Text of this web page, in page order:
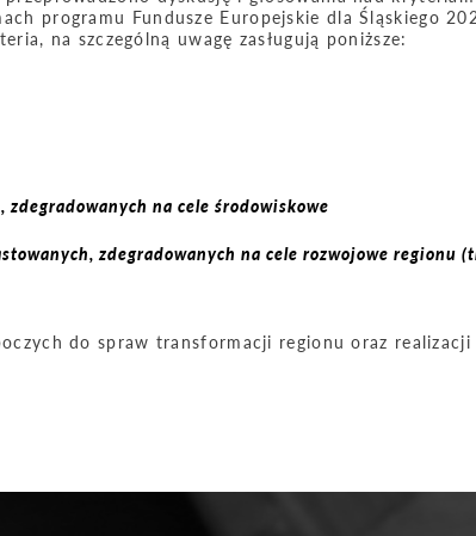
programu Fundusze Europejskie dla Śląskiego
na szczególną uwagę zasługują poniższe:
na cele środowiskowe
zdegradowanych na cele rozwojowe regionu
do spraw transformacji regionu oraz realizacji